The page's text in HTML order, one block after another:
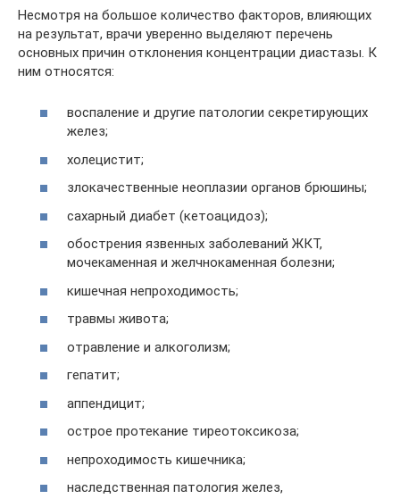
Несмотря на большое количество факторов, влияющих
на результат, врачи уверенно выделяют перечень
основных причин отклонения концентрации диастазы. К
ним относятся:
воспаление и другие патологии секретирующих
желез;
холецистит;
злокачественные неоплазии органов брюшины;
сахарный диабет (кетоацидоз);
обострения язвенных заболеваний ЖКТ,
мочекаменная и желчнокаменная болезни;
кишечная непроходимость;
травмы живота;
отравление и алкоголизм;
гепатит;
аппендицит;
острое протекание тиреотоксикоза;
непроходимость кишечника;
наследственная патология желез,